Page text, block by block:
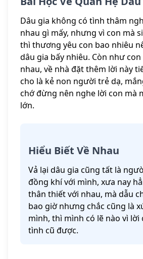
Dâu gia không có tình thâm
nhau gì mấy, nhưng vì con mà
thì thương yêu con bao nhiêu
dâu gia bấy nhiêu. Còn như
nhau, về nhà đặt thêm lời này
cho là kẻ non người trẻ dạ,
chớ đừng nên nghe lời con mà
lớn.
Hiểu Biết Về Nhau
Vả lại dâu gia cũng tất là
đồng khí với mình, xưa nay
thân thiết với nhau, mà dẫu
bao giờ nhưng chắc cũng là
mình, thì mình có lẽ nào vì lời
tình cũ được.